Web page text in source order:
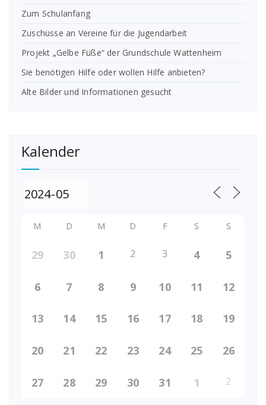
Zum Schulanfang
Zuschüsse an Vereine für die Jugendarbeit
Projekt „Gelbe Füße“ der Grundschule Wattenheim
Sie benötigen Hilfe oder wollen Hilfe anbieten?
Alte Bilder und Informationen gesucht
Kalender
M D M D F S S
29 30 1 2 3 4 5
6 7 8 9 10 11 12
13 14 15 16 17 18 19
20 21 22 23 24 25 26
27 28 29 30 31 1 2